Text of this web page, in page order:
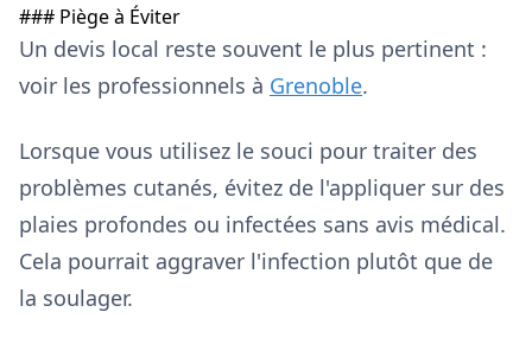
### Piège à Éviter
Un devis local reste souvent le plus pertinent :
voir les professionnels à Grenoble.
Lorsque vous utilisez le souci pour traiter des
problèmes cutanés, évitez de l'appliquer sur des
plaies profondes ou infectées sans avis médical.
Cela pourrait aggraver l'infection plutôt que de
la soulager.